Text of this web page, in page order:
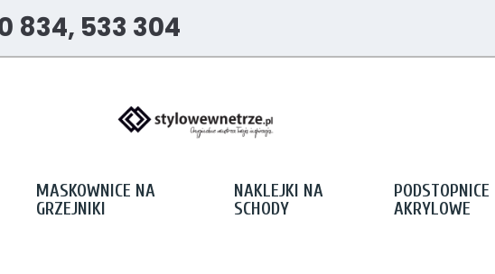
834, 533 304
MASKOWNICE NA
GRZEJNIKI
NAKLEJKI NA
SCHODY
PODSTOPNICE
AKRYLOWE